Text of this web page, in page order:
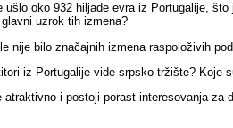
oko 932 hiljade evra iz Portugalije, što
uzrok tih izmena?
nije bilo značajnih izmena raspoloživih
iz Portugal ije vide srpsko tržište? Koje
i postoji porast interesovanja